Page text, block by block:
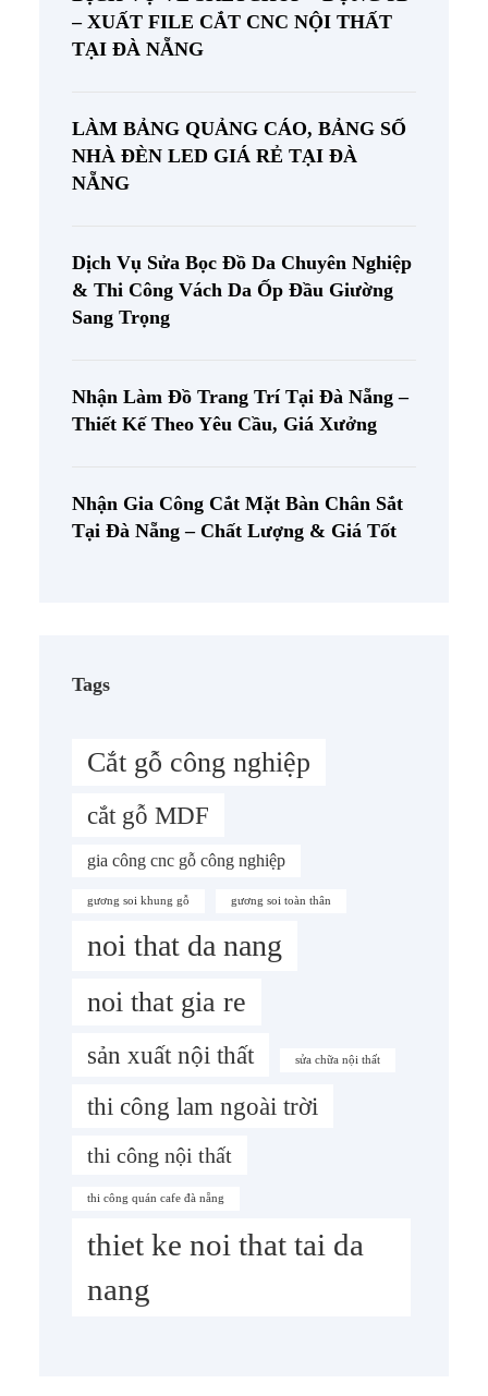
– XUẤT FILE CẮT CNC NỘI THẤT
TẠI ĐÀ NẴNG
LÀM BẢNG QUẢNG CÁO, BẢNG SỐ
NHÀ ĐÈN LED GIÁ RẺ TẠI ĐÀ
NẴNG
Dịch Vụ Sửa Bọc Đồ Da Chuyên Nghiệp
& Thi Công Vách Da Ốp Đầu Giường
Sang Trọng
Nhận Làm Đồ Trang Trí Tại Đà Nẵng –
Thiết Kế Theo Yêu Cầu, Giá Xưởng
Nhận Gia Công Cắt Mặt Bàn Chân Sắt
Tại Đà Nẵng – Chất Lượng & Giá Tốt
Tags
Cắt gỗ công nghiệp
cắt gỗ MDF
gia công cnc gỗ công nghiệp
gương soi khung gỗ gương soi toàn thân
noi that da nang
noi that gia re
sản xuất nội thất sửa chữa nội thất
thi công lam ngoài trời
thi công nội thất
thi công quán cafe đà nẵng
thiet ke noi that tai da
nang